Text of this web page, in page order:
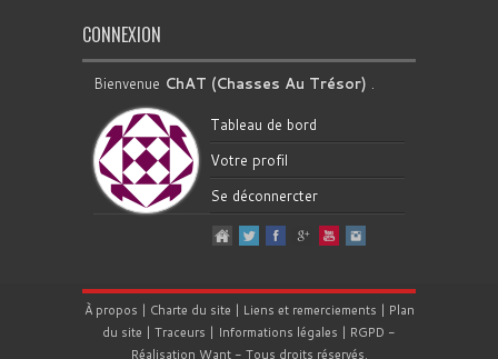
CONNEXION
Bienvenue ChAT (Chasses Au Trésor) .
Tableau de bord
Votre profil
Se déconnercter
À propos | Charte du site | Liens et remerciements | Plan
du site | Traceurs | Informations légales | RGPD -
Réalisation Want- Tous droits réservés.